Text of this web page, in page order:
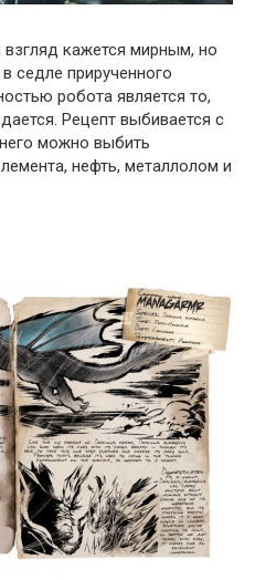
кажется мирным, но
седле прирученного
робота является то,
Рецепт выбивается с
можно выбить
нефть, металлолом и